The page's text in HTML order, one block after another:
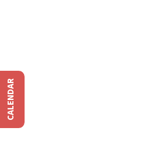
CALENDAR